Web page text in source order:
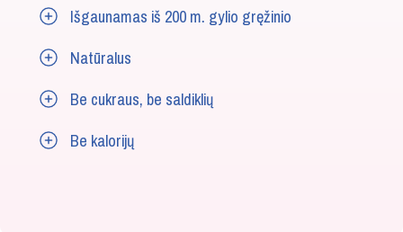
Išgaunamas iš 200 m. gylio gręžinio
Natūralus
Be cukraus, be saldiklių
Be kalorijų